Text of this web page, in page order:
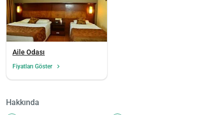
Aile Odası
Fiyatları Göster
Hakkında